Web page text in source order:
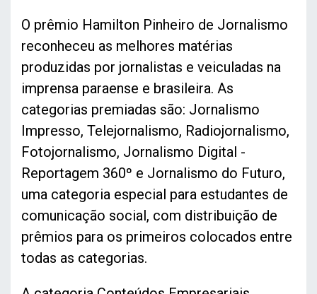
O prêmio Hamilton Pinheiro de Jornalismo
reconheceu as melhores matérias
produzidas por jornalistas e veiculadas na
imprensa paraense e brasileira. As
categorias premiadas são: Jornalismo
Impresso, Telejornalismo, Radiojornalismo,
Fotojornalismo, Jornalismo Digital -
Reportagem 360º e Jornalismo do Futuro,
uma categoria especial para estudantes de
comunicação social, com distribuição de
prêmios para os primeiros colocados entre
todas as categorias.